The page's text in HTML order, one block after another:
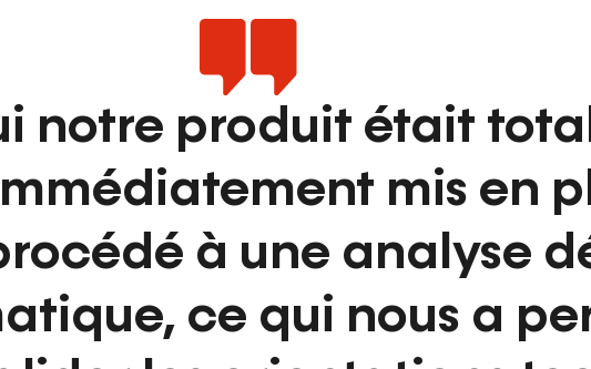
notre produit était
mis en
à une analyse
ce qui nous a